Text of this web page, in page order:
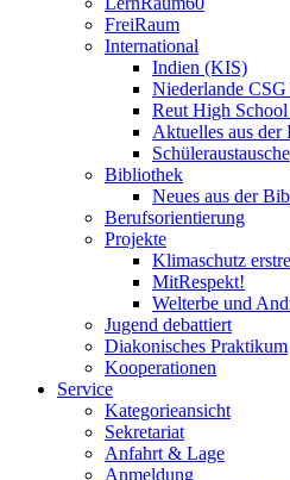
FreiRaum
International
Indien (KIS)
Niederlande
Reut High
Aktuelles aus der
Schüleraustausche
Bibliothek
Neues aus der
Berufsorientierung
Projekte
Klimaschutz
MitRespekt!
Welterbe und
Jugend debattiert
Diakonisches Praktikum
Kooperationen
Service
Kategorieansicht
Sekretariat
Anfahrt & Lage
Anmeldung